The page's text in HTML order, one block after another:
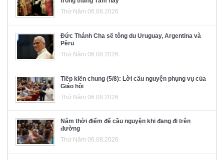
Thứ Năm 06.08.2026
Đức Thánh Cha sẽ tông du Uruguay, Argentina và
Pêru
Thứ Năm 06.08.2026
Tiếp kiến chung (5/8): Lời cầu nguyện phụng vụ của
Giáo hội
Thứ Năm 06.08.2026
Năm thời điểm để cầu nguyện khi đang đi trên
đường
Thứ Năm 06.08.2026